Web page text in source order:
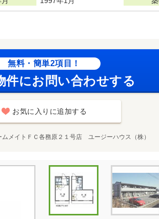
無料・簡単2項目！
件にお問い合わせする
お気に入りに追加する
ムメイトＦＣ各務原２１号店 ユージーハウス（株）